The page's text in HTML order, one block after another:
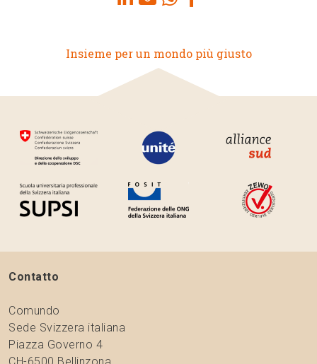
Insieme per un mondo più giusto
Contatto
Comundo
Sede Svizzera italiana
Piazza Governo 4